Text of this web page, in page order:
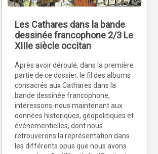
Les Cathares dans la bande
dessinée francophone 2/3 Le
XIIIe siècle occitan
Après avoir déroulé, dans la première
partie de ce dossier, le fil des albums
consacrés aux Cathares dans la
bande dessinée francophone,
intéressons-nous maintenant aux
données historiques, géopolitiques et
événementielles, dont nous
retrouverons la représentation dans
les différents opus que nous avons